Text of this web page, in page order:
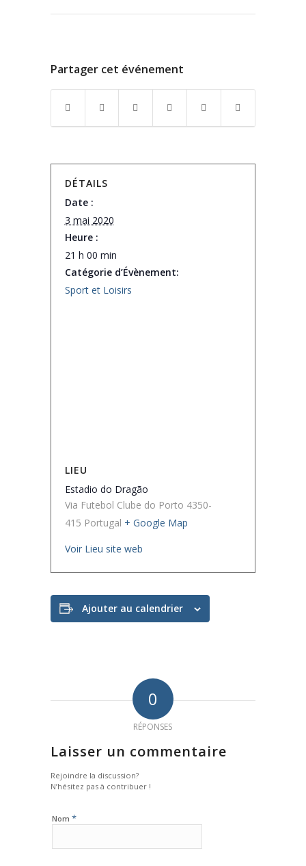
Partager cet événement
DÉTAILS
Date :
3 mai 2020
Heure :
21 h 00 min
Catégorie d’Évènement:
Sport et Loisirs
LIEU
Estadio do Dragão
Via Futebol Clube do Porto 4350-
415 Portugal + Google Map
Voir Lieu site web
Ajouter au calendrier
0
RÉPONSES
Laisser un commentaire
Rejoindre la discussion?
N’hésitez pas à contribuer !
Nom *